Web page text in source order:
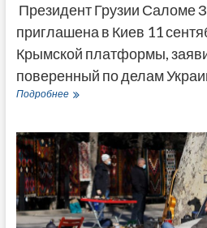
Президент Грузии Саломе
приглашена в Киев 11
Крымской платформы,
поверенный по делам
ПодробнееПрезидент
приглашение
на
саммит
в
Киеве